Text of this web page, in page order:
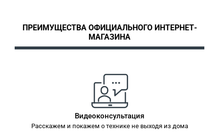
ПРЕИМУЩЕСТВА ОФИЦИАЛЬНОГО ИНТЕРНЕТ-
МАГАЗИНА
Видеоконсультация
Расскажем и покажем о технике не выходя из дома